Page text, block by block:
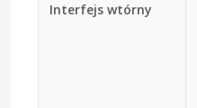
Interfejs wtórny